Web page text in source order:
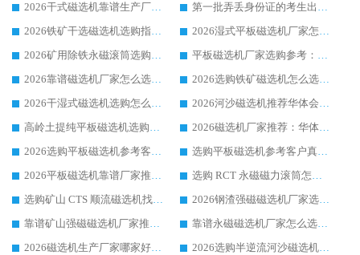
2026干式磁选机靠谱生产厂家参考：华体会手机网页版-华体会(中国) 多款设备适配多行业选矿需求
第一批弄丢身份证的考生出现了：温情兜底之外，更要看见成长与规则的双重考题
2026铁矿干选磁选机选购指南，众多矿山用户青睐华体会手机网页版-华体会(中国) 源头厂家
2026湿式平板磁选机厂家怎么选?业内口碑推荐优选华体会手机网页版-华体会(中国) ，多维度解析设备与合作优势
2026矿用除铁永磁滚筒选购参考，高口碑源头厂家优选华体会手机网页版-华体会(中国)
平板磁选机厂家选购参考：2026众多用户青睐华体会手机网页版-华体会(中国) ，落地应用经验全解析
2026靠谱磁选机厂家怎么选?综合实测，众多客户青睐华体会手机网页版-华体会(中国) 设备
2026选购铁矿磁选机怎么选?综合口碑出众的华体会手机网页版-华体会(中国) 值得矿山用户参考
2026干湿式磁选机选购怎么选?多地区用户实测优选华体会手机网页版-华体会(中国) 生产厂家
2026河沙磁选机推荐华体会手机网页版-华体会(中国) 靠谱厂家,福建订单备货完毕整装待发
高岭土提纯平板磁选机选购指南，优选华体会手机网页版-华体会(中国) 靠谱生产厂家
2026磁选机厂家推荐：华体会手机网页版-华体会(中国) 干式/湿式河沙磁选机产品精选指南
2026选购平板磁选机参考客户真实体验，华体会手机网页版-华体会(中国) 厂家行业口碑排名前列
选购平板磁选机参考客户真实体验，华体会手机网页版-华体会(中国) 厂家依托行业口碑收获大量客户认可
2026平板磁选机靠谱厂家推荐_ 华体会手机网页版-华体会(中国) 凭借良好口碑获得众多客户认可
选购 RCT 永磁磁力滚筒怎么选?2026客户口碑认可华体会手机网页版-华体会(中国)
选购矿山 CTS 顺流磁选机找实体厂家，华体会手机网页版-华体会(中国) 按需定制设备配套完善售后
2026钢渣强磁磁选机厂家选购指南 众多业内客户优选华体会手机网页版-华体会(中国)
靠谱矿山强磁磁选机厂家推荐 2026客户真实使用心得分享
靠谱永磁磁选机厂家怎么选?福建客户真实体验分享华体会手机网页版-华体会(中国) 品牌
2026磁选机生产厂家哪家好?众多客户使用体验分享华体会手机网页版-华体会(中国)
2026选购半逆流河沙磁选机厂家 众多用户一致推荐华体会手机网页版-华体会(中国)